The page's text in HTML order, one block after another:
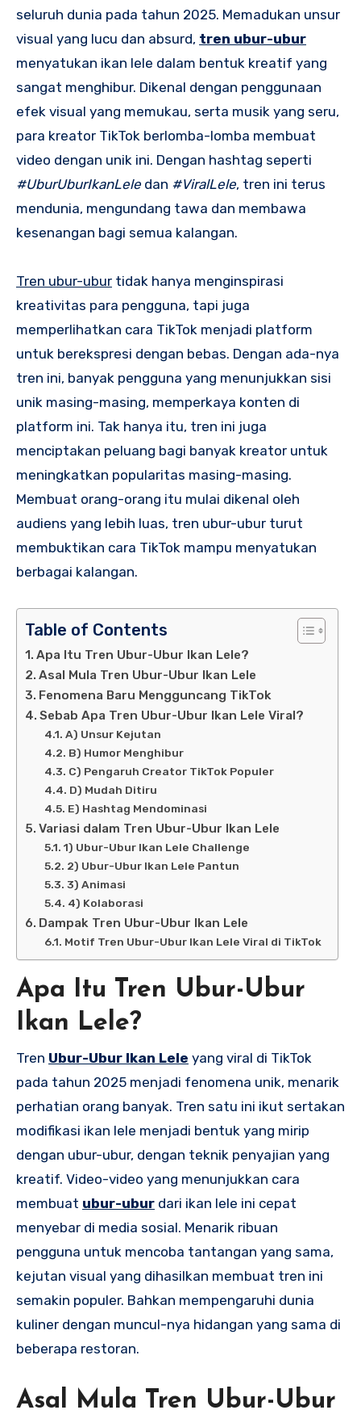
seluruh dunia pada tahun 2025. Memadukan unsur
visual yang lucu dan absurd, tren ubur-ubur
menyatukan ikan lele dalam bentuk kreatif yang
sangat menghibur. Dikenal dengan penggunaan
efek visual yang memukau, serta musik yang seru,
para kreator TikTok berlomba-lomba membuat
video dengan unik ini. Dengan hashtag seperti
#UburUburIkanLele dan #ViralLele, tren ini terus
mendunia, mengundang tawa dan membawa
kesenangan bagi semua kalangan.
Tren ubur-ubur tidak hanya menginspirasi
kreativitas para pengguna, tapi juga
memperlihatkan cara TikTok menjadi platform
untuk berekspresi dengan bebas. Dengan ada-nya
tren ini, banyak pengguna yang menunjukkan sisi
unik masing-masing, memperkaya konten di
platform ini. Tak hanya itu, tren ini juga
menciptakan peluang bagi banyak kreator untuk
meningkatkan popularitas masing-masing.
Membuat orang-orang itu mulai dikenal oleh
audiens yang lebih luas, tren ubur-ubur turut
membuktikan cara TikTok mampu menyatukan
berbagai kalangan.
Table of Contents
Apa Itu Tren Ubur-Ubur Ikan Lele?
Asal Mula Tren Ubur-Ubur Ikan Lele
Fenomena Baru Mengguncang TikTok
Sebab Apa Tren Ubur-Ubur Ikan Lele Viral?
A) Unsur Kejutan
B) Humor Menghibur
C) Pengaruh Creator TikTok Populer
D) Mudah Ditiru
E) Hashtag Mendominasi
Variasi dalam Tren Ubur-Ubur Ikan Lele
1) Ubur-Ubur Ikan Lele Challenge
2) Ubur-Ubur Ikan Lele Pantun
3) Animasi
4) Kolaborasi
Dampak Tren Ubur-Ubur Ikan Lele
Motif Tren Ubur-Ubur Ikan Lele Viral di TikTok
Apa Itu Tren Ubur-Ubur
Ikan Lele?
Tren Ubur-Ubur Ikan Lele yang viral di TikTok
pada tahun 2025 menjadi fenomena unik, menarik
perhatian orang banyak. Tren satu ini ikut sertakan
modifikasi ikan lele menjadi bentuk yang mirip
dengan ubur-ubur, dengan teknik penyajian yang
kreatif. Video-video yang menunjukkan cara
membuat ubur-ubur dari ikan lele ini cepat
menyebar di media sosial. Menarik ribuan
pengguna untuk mencoba tantangan yang sama,
kejutan visual yang dihasilkan membuat tren ini
semakin populer. Bahkan mempengaruhi dunia
kuliner dengan muncul-nya hidangan yang sama di
beberapa restoran.
Asal Mula Tren Ubur-Ubur